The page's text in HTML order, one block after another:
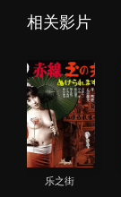
相关影片
乐之街